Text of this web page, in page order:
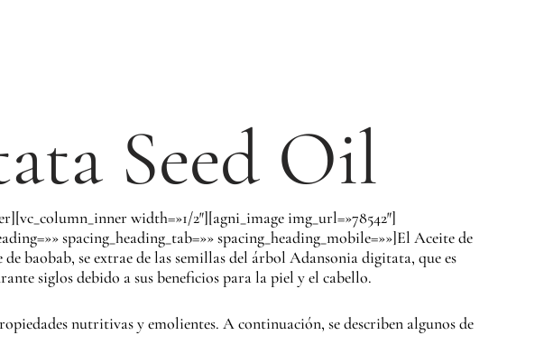
Seed Oil
width=»1/2″][agni_image img_url=»78542″]
spacing_heading_tab=»» spacing_heading_mobile=»»]El Aceite de
baobab, se extrae de las semillas del árbol Adansonia digitata, que es
siglos debido a sus beneficios para la piel y el cabello.
nutritivas y emolientes. A continuación, se describen algunos de